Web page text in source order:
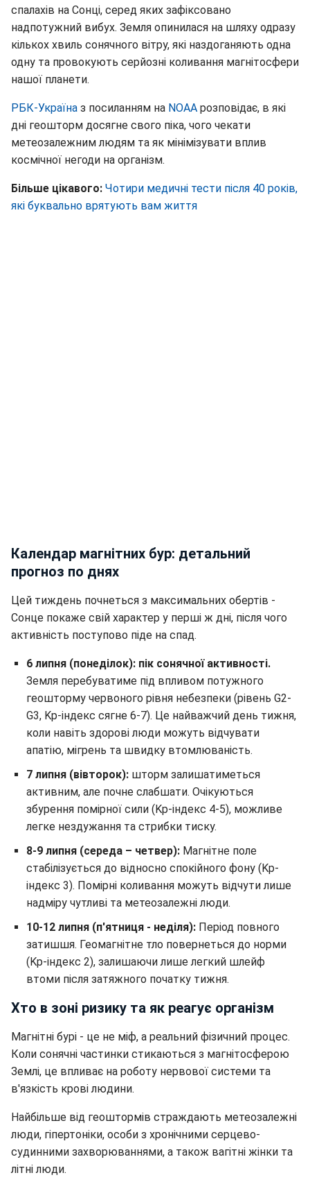
спалахів на Сонці, серед яких зафіксовано
надпотужний вибух. Земля опинилася на шляху одразу
кількох хвиль сонячного вітру, які наздоганяють одна
одну та провокують серйозні коливання магнітосфери
нашої планети.
РБК-Україна з посиланням на NOAA розповідає, в які
дні геошторм досягне свого піка, чого чекати
метеозалежним людям та як мінімізувати вплив
космічної негоди на організм.
Більше цікавого: Чотири медичні тести після 40 років,
які буквально врятують вам життя
Календар магнітних бур: детальний
прогноз по днях
Цей тиждень почнеться з максимальних обертів -
Сонце покаже свій характер у перші ж дні, після чого
активність поступово піде на спад.
6 липня (понеділок): пік сонячної активності.
Земля перебуватиме під впливом потужного
геошторму червоного рівня небезпеки (рівень G2-
G3, Kp-індекс сягне 6-7). Це найважчий день тижня,
коли навіть здорові люди можуть відчувати
апатію, мігрень та швидку втомлюваність.
7 липня (вівторок): шторм залишатиметься
активним, але почне слабшати. Очікуються
збурення помірної сили (Kp-індекс 4-5), можливе
легке нездужання та стрибки тиску.
8-9 липня (середа – четвер): Магнітне поле
стабілізується до відносно спокійного фону (Kp-
індекс 3). Помірні коливання можуть відчути лише
надміру чутливі та метеозалежні люди.
10-12 липня (п'ятниця - неділя): Період повного
затишшя. Геомагнітне тло повернеться до норми
(Kp-індекс 2), залишаючи лише легкий шлейф
втоми після затяжного початку тижня.
Хто в зоні ризику та як реагує організм
Магнітні бурі - це не міф, а реальний фізичний процес.
Коли сонячні частинки стикаються з магнітосферою
Землі, це впливає на роботу нервової системи та
в'язкість крові людини.
Найбільше від геоштормів страждають метеозалежні
люди, гіпертоніки, особи з хронічними серцево-
судинними захворюваннями, а також вагітні жінки та
літні люди.